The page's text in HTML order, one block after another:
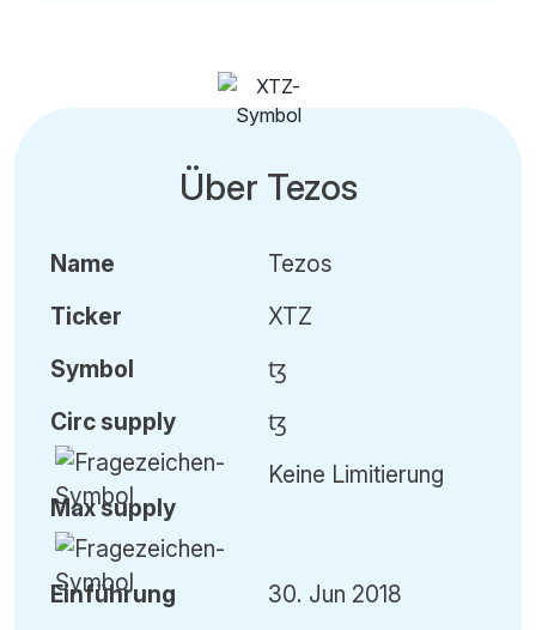
Über Tezos
Name
Ticker
Symbol
Circ supply
Maxsupply
Tezos
XTZ
ꜩ
ꜩ
Keine Limitierung
Einführung
30. Jun 2018